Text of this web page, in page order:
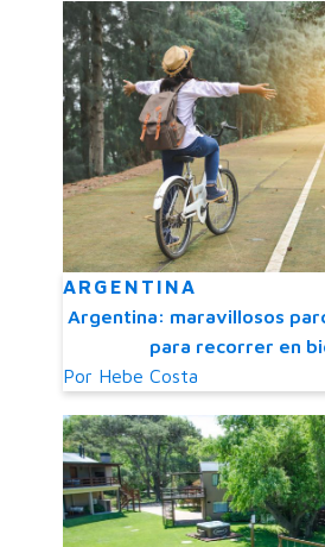
ARGENTINA
Argentina: maravillosos
para recorrer en
Por Hebe Costa